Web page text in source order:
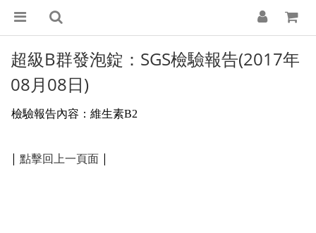
超級B群發泡錠：SGS檢驗報告(2017年
08月08日)
檢驗報告內容： 維生素B2
| 點擊回上一頁面 |